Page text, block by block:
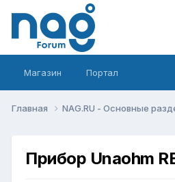
Магазин Портал
Главная NAG.RU - Основные
Прибор Unaohm